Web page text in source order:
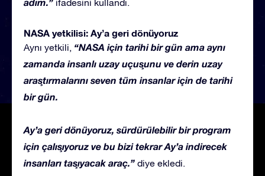
adım.” ifadesini kullandı.
NASA yetkilisi: Ay’a geri dönüyoruz
Aynı yetkili, “NASA için tarihi bir gün ama aynı
zamanda insanlı uzay uçuşunu ve derin uzay
araştırmalarını seven tüm insanlar için de tarihi
bir gün.
Ay’a geri dönüyoruz, sürdürülebilir bir program
için çalışıyoruz ve bu bizi tekrar Ay’a indirecek
insanları taşıyacak araç.” diye ekledi.